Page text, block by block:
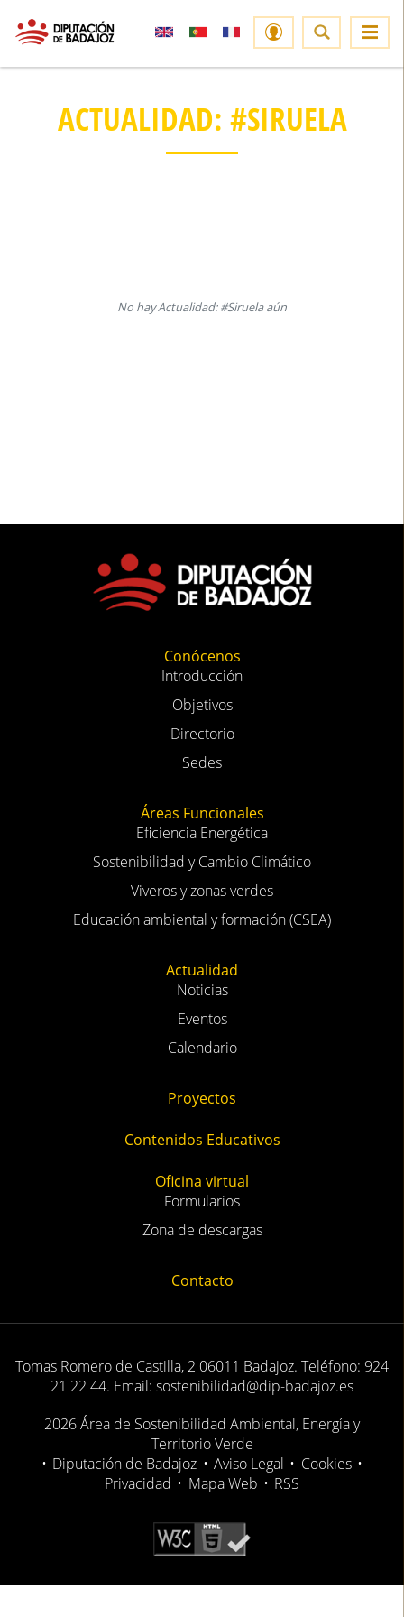
ACTUALIDAD: #SIRUELA
No hay Actualidad: #Siruela aún
Conócenos
Introducción
Objetivos
Directorio
Sedes
Áreas Funcionales
Eficiencia Energética
Sostenibilidad y Cambio Climático
Viveros y zonas verdes
Educación ambiental y formación (CSEA)
Actualidad
Noticias
Eventos
Calendario
Proyectos
Contenidos Educativos
Oficina virtual
Formularios
Zona de descargas
Contacto
Tomas Romero de Castilla, 2 06011 Badajoz. Teléfono: 924
21 22 44. Email: sostenibilidad@dip-badajoz.es
2026 Área de Sostenibilidad Ambiental, Energía y
Territorio Verde
• Diputación de Badajoz • Aviso Legal • Cookies •
Privacidad • Mapa Web • RSS